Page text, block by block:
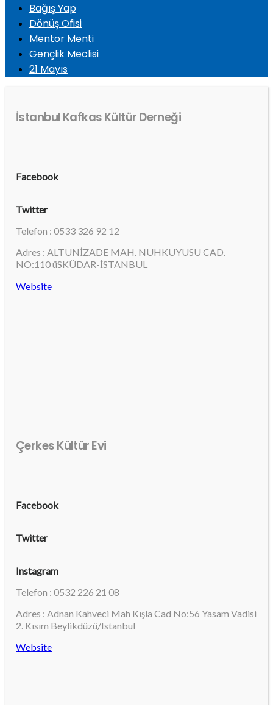
Bağış Yap
Dönüş Ofisi
Mentor Menti
Gençlik Meclisi
21 Mayıs
İstanbul Kafkas Kültür Derneği
Facebook
Twitter
Telefon : 0533 326 92 12
Adres : ALTUNİZADE MAH. NUHKUYUSU CAD.
NO:110 üSKÜDAR-İSTANBUL
Website
Çerkes Kültür Evi
Facebook
Twitter
Instagram
Telefon : 0532 226 21 08
Adres : Adnan Kahveci Mah Kışla Cad No:56 Yasam Vadisi
2. Kısım Beylikdüzü/Istanbul
Website